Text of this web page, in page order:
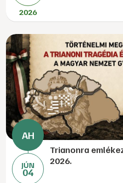
2026
JÚN
04
Trianonra
2026.